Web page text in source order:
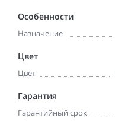
Особенности
Назначение
Цвет
Цвет
Гарантия
Гарантийный срок